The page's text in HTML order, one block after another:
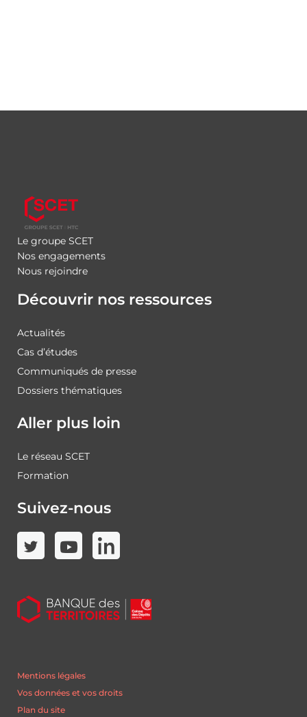
Le groupe SCET
Nos engagements
Nous rejoindre
Découvrir nos ressources
Actualités
Cas d’études
Communiqués de presse
Dossiers thématiques
Aller plus loin
Le réseau SCET
Formation
Suivez-nous
Mentions légales
Vos données et vos droits
Plan du site